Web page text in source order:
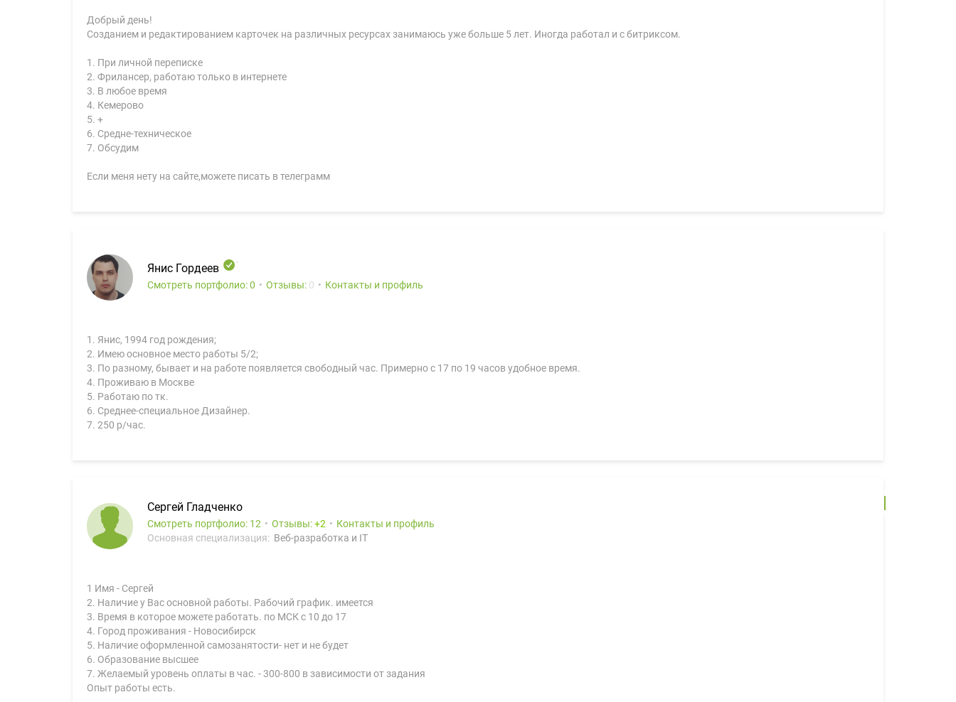
Добрый день!
Созданием и редактированием карточек на различных ресурсах занимаюсь уже больше 5 лет. Иногда работал и с битриксом.
1. При личной переписке
2. Фрилансер, работаю только в интернете
3. В любое время
4. Кемерово
5. +
6. Средне-техническое
7. Обсудим
Если меня нету на сайте,можете писать в телеграмм
Янис Гордеев
Смотреть портфолио: 0 Отзывы: 0 Контакты и профиль
1. Янис, 1994 год рождения;
2. Имею основное место работы 5/2;
3. По разному, бывает и на работе появляется свободный час. Примерно с 17 по 19 часов удобное время.
4. Проживаю в Москве
5. Работаю по тк.
6. Среднее-специальное Дизайнер.
7. 250 р/час.
Сергей Гладченко
Смотреть портфолио: 12 Отзывы: 2
Контакты и профиль
Основная специализация: Веб-разработка и IT
1 Имя - Сергей
2. Наличие у Вас основной работы. Рабочий график. имеется
3. Время в которое можете работать. по МСК с 10 до 17
4. Город проживания - Новосибирск
5. Наличие оформленной самозанятости- нет и не будет
6. Образование высшее
7. Желаемый уровень оплаты в час. - 300-800 в зависимости от задания
Опыт работы есть.